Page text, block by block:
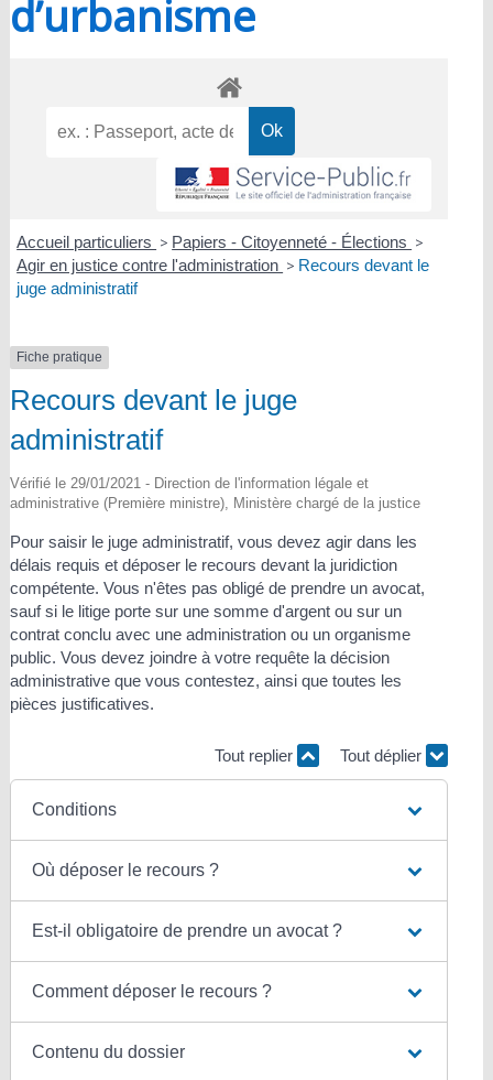
d’urbanisme
Accueil particuliers > Papiers - Citoyenneté - Élections >
Agir en justice contre l'administration > Recours devant le
juge administratif
Fiche pratique
Recours devant le juge
administratif
Vérifié le 29/01/2021 - Direction de l'information légale et
administrative (Première ministre), Ministère chargé de la justice
Pour saisir le juge administratif, vous devez agir dans les
délais requis et déposer le recours devant la juridiction
compétente. Vous n'êtes pas obligé de prendre un avocat,
sauf si le litige porte sur une somme d'argent ou sur un
contrat conclu avec une administration ou un organisme
public. Vous devez joindre à votre requête la décision
administrative que vous contestez, ainsi que toutes les
pièces justificatives.
Tout replier Tout déplier
Conditions
Où déposer le recours ?
Est-il obligatoire de prendre un avocat ?
Comment déposer le recours ?
Contenu du dossier